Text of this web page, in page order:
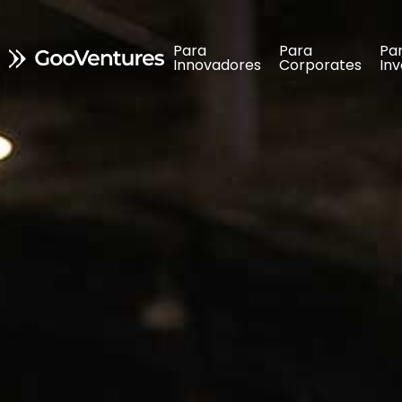
Para
Innovadores
Para
Corporates
Para
Innovadores
Para
Corporates